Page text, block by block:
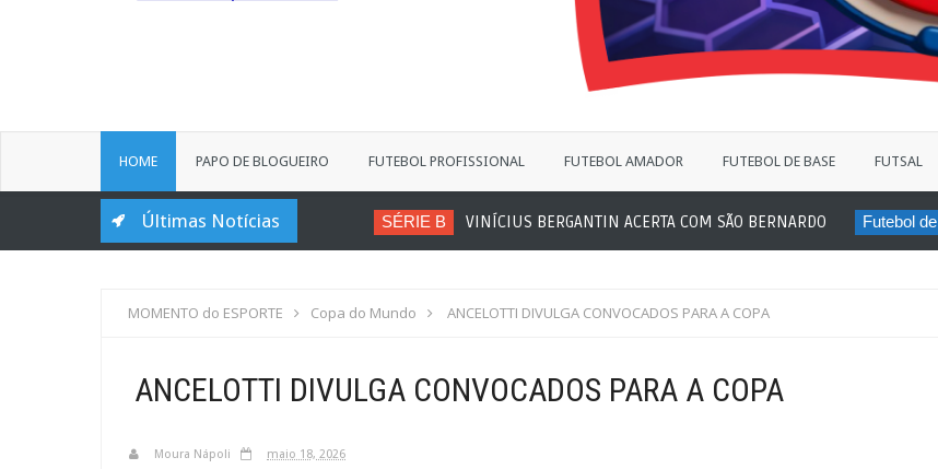
HOME PAPO DE BLOGUEIRO FUTEBOL PROFISSIONAL FUTEBOL AMADOR FUTEBOL DE BASE FUTSAL
Últimas Notícias SÉRIE B VINÍCIUS BERGANTIN ACERTA COM SÃO BERNARDO Futebol de Base
MOMENTO do ESPORTE Copa do Mundo ANCELOTTI DIVULGA CONVOCADOS PARA A COPA
ANCELOTTI DIVULGA CONVOCADOS PARA A COPA
Moura Nápoli maio 18, 2026